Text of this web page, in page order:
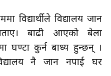
विद्यार्थीले विद्यालय जान
बाढी आएको बेला
घण्टौँ कुर्न बाध्य हुन्छन् ।
नै जान नपाई घर